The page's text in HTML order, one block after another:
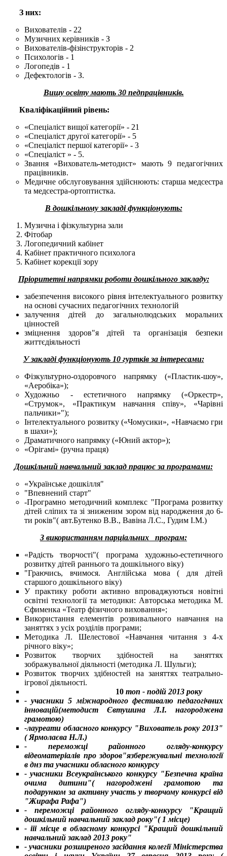
З них:
Вихователів - 22
Музичних керівників - З
Вихователів-фізінструкторів - 2
Психологів - 1
Логопедів - 1
Дефектологів - З.
Вишу освіту мають 30 педпрацівників.
Кваліфікаційний рівень:
«Спеціаліст вищої категорії» - 21
«Спеціаліст другої категорії» - 5
«Спеціаліст першої категорії» - 3
«Спеціаліст » - 5.
Звання «Вихователь-методист» мають 9 педагогічних
працівників.
Медичне обслуговування здійснюють: старша медсестра
та медсестра-ортоптистка.
В дошкільному закладі функціонують:
Музична і фізкультурна зали
Фітобар
Логопедичний кабінет
Кабінет практичного психолога
Кабінет корекції зору
Пріоритетні напрямки роботи дошкільного закладу:
забезпечення високого рівня інтелектуального розвитку
на основі сучасних педагогічних технологій
залучення дітей до загальнолюдських моральних
цінностей
зміцнення здоров"я дітей та організація безпеки
життєдіяльності
У закладі функціонують 10 гуртків за інтересами:
Фізкультурно-оздоровчого напрямку («Пластик-шоу»,
«Аеробіка»);
Художньо - естетичного напрямку («Оркестр»,
«Струмок», «Практикум навчання співу», «Чарівні
пальчики»");
Інтелектуального розвитку («Чомусики», «Навчаємо гри
в шахи»);
Драматичного напрямку («Юний актор»);
«Орігамі» (ручна праця)
Дошкільний навчальний заклад працює за програмами:
«Українське дошкілля"
"Впевнений старт"
-Програмно методичний комплекс "Програма розвитку
дітей сліпих та зі зниженим зором від народження до 6-
ти років"( авт.Бутенко В.В., Вавіна Л.С., Гудим І.М.)
З використанням парціальних програм:
«Радість творчості"( програма художньо-естетичного
розвитку дітей раннього та дошкільного віку)
"Граючись, вчимося. Англійська мова ( для дітей
старшого дошкільного віку)
У практику роботи активно впроваджуються новітні
освітні технології та методики: Авторська методика М.
Єфименка «Театр фізичного виховання»;
Використання елементів розвивального навчання на
заняттях з усіх розділів програми;
Методика Л. Шелестової «Навчання читання з 4-х
річного віку»;
Розвиток творчих здібностей на заняттях
зображувальної діяльності (методика Л. Шульги);
Розвиток творчих здібностей на заняттях театрально-
ігрової діяльності.
10 топ - подій 2013 року
- учасники 5 міжнародного фестивалю педагогічних
інновацій(методист Євтушина Л.І. нагороджена
грамотою)
-лауреати обласного конкурсу "Вихователь року 2013"
( Ярмолаєва Н.Л.)
- переможці районного огляду-конкурсу
відеоматеріалів про здоров"язбережувальні технології
в днз та учасники обласного конкурсу
- учасники Всеукраїнського конкурсу "Безпечна країна
очима дитини"( нагороджені грамотою та
подарунком за активну участь у творчому конкурсі від
"Жирафа Рафа")
- переможці районного огляду-конкурсу "Кращий
дошкільний навчальний заклад року"( 1 місце)
- ііі місце в обласному конкурсі "Кращий дошкільний
навчальний заклад 2013 року"
- учасники розширеного засідання колегії Міністерства